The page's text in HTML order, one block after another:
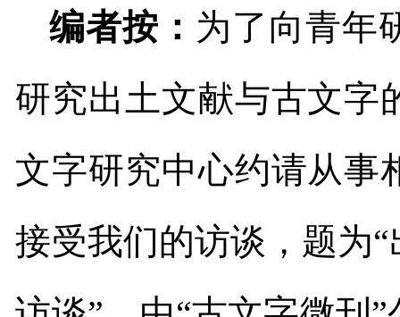
编者按： 为了向青年
研究出土文献与古文字
文字研究中心约请从事
接受我们的访谈，题为